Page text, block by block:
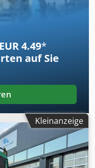
4.49*
auf Sie
Kleinanzeige